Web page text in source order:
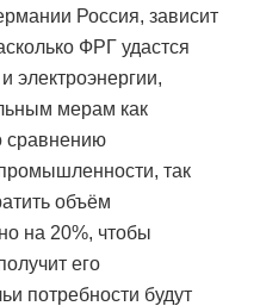
Россия, зависит
ФРГ удастся
электроэнергии,
мерам как
сравнению
так
объём
на 20%, чтобы
его
потребности будут